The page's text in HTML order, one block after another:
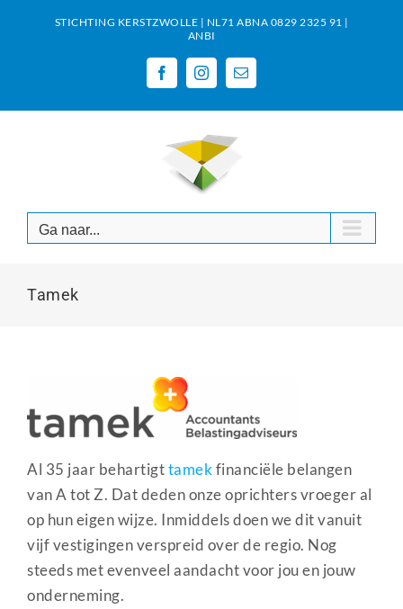
STICHTING KERSTZWOLLE | NL71 ABNA 0829 2325 91 |
ANBI
FacebookInstagram
E-
Ga naar...
Tamek
Al 35 jaar behartigttamekfinanciële belangen
van A tot Z. Dat deden onze oprichters vroeger al
op hun eigen wijze. Inmiddels doen we dit vanuit
vijf vestigingen verspreid over de regio. Nog
steeds met evenveel aandacht voor jou en jouw
onderneming.